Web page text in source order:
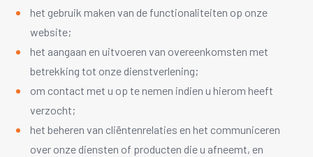
het gebruik maken van de functionaliteiten op onze
website;
het aangaan en uitvoeren van overeenkomsten met
betrekking tot onze dienstverlening;
om contact met u op te nemen indien u hierom heeft
verzocht;
het beheren van cliëntenrelaties en het communiceren
over onze diensten of producten die u afneemt, en